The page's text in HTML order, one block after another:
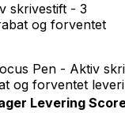
skrivestift - 3
og forventet
Pen - Aktiv
og forventet
Levering